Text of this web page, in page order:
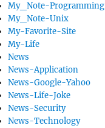
My_Note-Programming
My_Note-Unix
My-Favorite-Site
My-Life
News
News-Application
News-Google-Yahoo
News-Life-Joke
News-Security
News-Technology